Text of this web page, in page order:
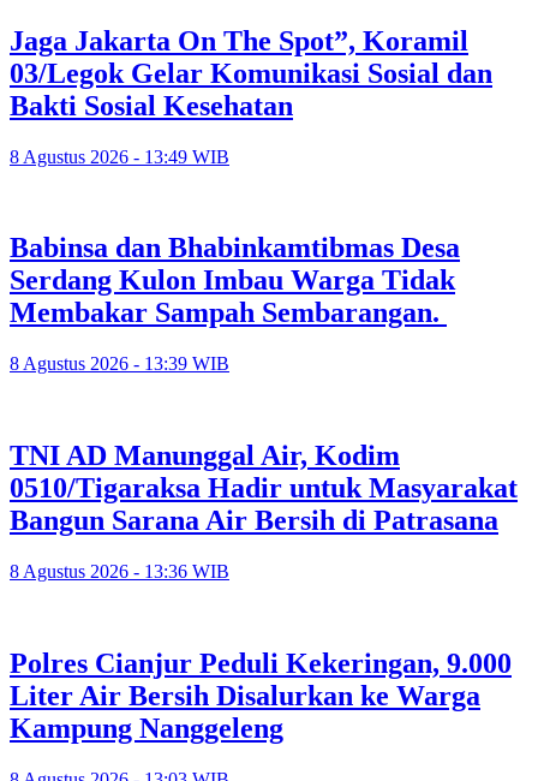
Jaga Jakarta On The Spot”, Koramil
03/Legok Gelar Komunikasi Sosial dan
Bakti Sosial Kesehatan
8 Agustus 2026 - 13:49 WIB
Babinsa dan Bhabinkamtibmas Desa
Serdang Kulon Imbau Warga Tidak
Membakar Sampah Sembarangan.
8 Agustus 2026 - 13:39 WIB
TNI AD Manunggal Air, Kodim
0510/Tigaraksa Hadir untuk Masyarakat
Bangun Sarana Air Bersih di Patrasana
8 Agustus 2026 - 13:36 WIB
Polres Cianjur Peduli Kekeringan, 9.000
Liter Air Bersih Disalurkan ke Warga
Kampung Nanggeleng